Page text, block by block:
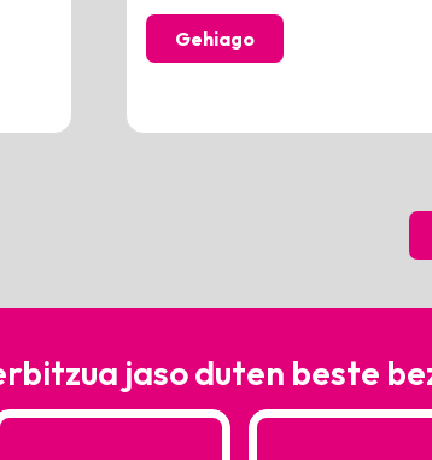
Gehiago
jaso duten beste